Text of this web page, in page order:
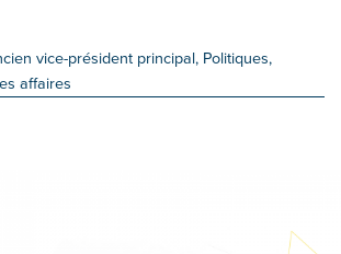
vice-président principal, Politiques,
affaires